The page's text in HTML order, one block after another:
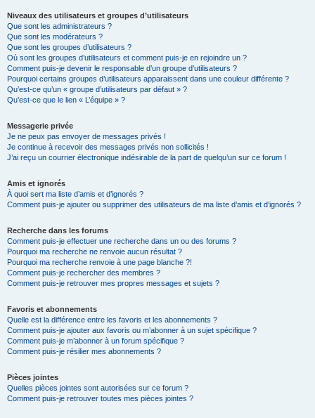
Niveaux des utilisateurs et groupes d’utilisateurs
Que sont les administrateurs ?
Que sont les modérateurs ?
Que sont les groupes d’utilisateurs ?
Où sont les groupes d’utilisateurs et comment puis-je en rejoindre un ?
Comment puis-je devenir le responsable d’un groupe d’utilisateurs ?
Pourquoi certains groupes d’utilisateurs apparaissent dans une couleur différente ?
Qu’est-ce qu’un « groupe d’utilisateurs par défaut » ?
Qu’est-ce que le lien « L’équipe » ?
Messagerie privée
Je ne peux pas envoyer de messages privés !
Je continue à recevoir des messages privés non sollicités !
J’ai reçu un courrier électronique indésirable de la part de quelqu’un sur ce forum !
Amis et ignorés
À quoi sert ma liste d’amis et d’ignorés ?
Comment puis-je ajouter ou supprimer des utilisateurs de ma liste d’amis et d’ignorés ?
Recherche dans les forums
Comment puis-je effectuer une recherche dans un ou des forums ?
Pourquoi ma recherche ne renvoie aucun résultat ?
Pourquoi ma recherche renvoie à une page blanche ?!
Comment puis-je rechercher des membres ?
Comment puis-je retrouver mes propres messages et sujets ?
Favoris et abonnements
Quelle est la différence entre les favoris et les abonnements ?
Comment puis-je ajouter aux favoris ou m’abonner à un sujet spécifique ?
Comment puis-je m’abonner à un forum spécifique ?
Comment puis-je résilier mes abonnements ?
Pièces jointes
Quelles pièces jointes sont autorisées sur ce forum ?
Comment puis-je retrouver toutes mes pièces jointes ?